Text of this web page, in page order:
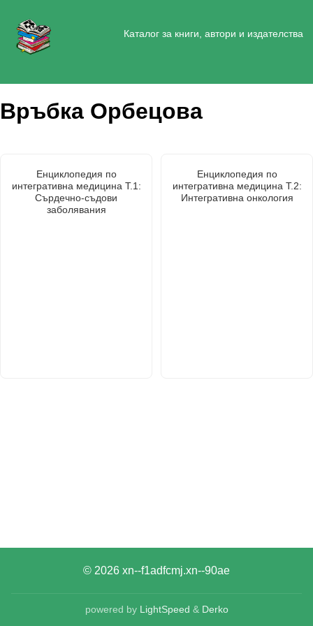
Каталог за книги, автори и издателства
Връбка Орбецова
Енциклопедия по
интегративна медицина Т.1:
Сърдечно-съдови
заболявания
Енциклопедия по
интегративна медицина Т.2:
Интегративна онкология
© 2026 xn--f1adfcmj.xn--90ae
powered by LightSpeed & Derko